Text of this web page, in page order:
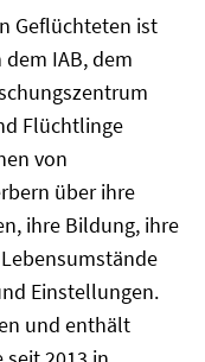
Geflüchteten ist
IAB, dem
Flüchtlinge
von
über ihre
ihre Bildung, ihre
Einstellungen.
und enthält